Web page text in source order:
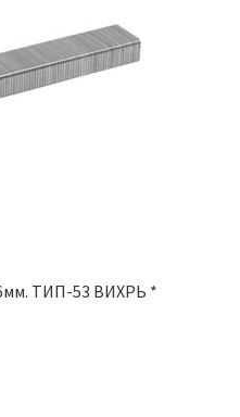
ТИП-53 ВИХРЬ *